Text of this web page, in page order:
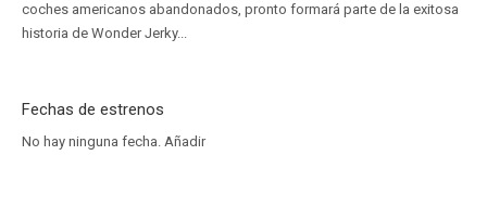
coches americanos abandonados, pronto formará parte de la exitosa
historia de Wonder Jerky...
Fechas de estrenos
No hay ninguna fecha. Añadir